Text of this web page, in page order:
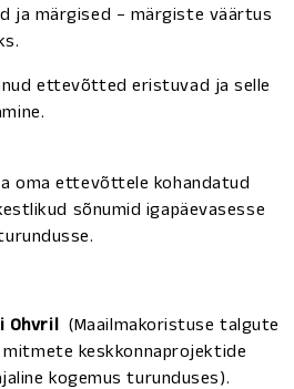
ja märgised – märgiste väärtus
ettevõtted eristuvad ja selle
oma ettevõttele kohandatud
sõnumid igapäevasesse
Ohvril (Maailmakoristuse talgute
keskkonnaprojektide
kogemus turunduses).